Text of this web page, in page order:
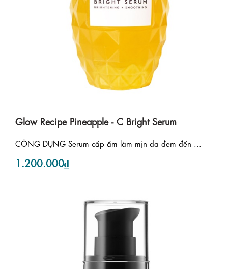
Glow Recipe Pineapple - C Bright Serum
CÔNG DỤNG Serum cấp ẩm làm mịn da đem đến ...
1.200.000₫